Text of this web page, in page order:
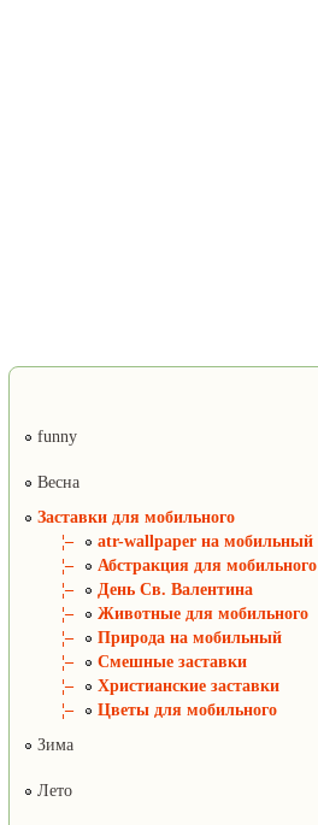
funny
Весна
Заставки для мобильного
¦–
atr-wallpaper на мобильный
¦–
Абстракция для мобильного
¦–
День Св. Валентина
¦–
Животные для мобильного
¦–
Природа на мобильный
¦–
Смешные заставки
¦–
Христианские заставки
¦–
Цветы для мобильного
Зима
Лето